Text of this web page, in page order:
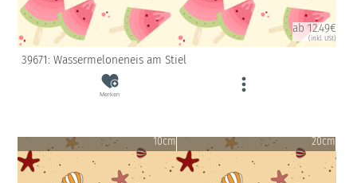
ab 12.49€
(inkl. USt)
39671: Wassermeloneneis am Stiel
Merken
10cm 20cm